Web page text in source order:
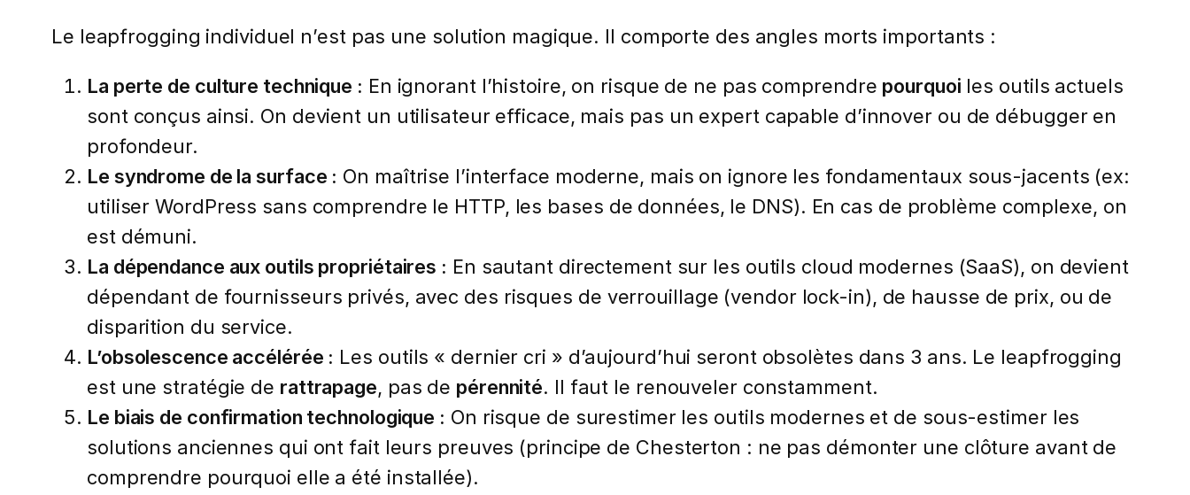
Le leapfrogging individuel n’est pas une solution magique. Il comporte des angles morts importants :
La perte de culture technique : En ignorant l’histoire, on risque de ne pas comprendre pourquoi les outils actuels
sont conçus ainsi. On devient un utilisateur efficace, mais pas un expert capable d’innover ou de débugger en
profondeur.
Le syndrome de la surface : On maîtrise l’interface moderne, mais on ignore les fondamentaux sous-jacents (ex:
utiliser WordPress sans comprendre le HTTP, les bases de données, le DNS). En cas de problème complexe, on
est démuni.
La dépendance aux outils propriétaires : En sautant directement sur les outils cloud modernes (SaaS), on devient
dépendant de fournisseurs privés, avec des risques de verrouillage (vendor lock-in), de hausse de prix, ou de
disparition du service.
L’obsolescence accélérée : Les outils « dernier cri » d’aujourd’hui seront obsolètes dans 3 ans. Le leapfrogging
est une stratégie de rattrapage, pas de pérennité. Il faut le renouveler constamment.
Le biais de confirmation technologique : On risque de surestimer les outils modernes et de sous-estimer les
solutions anciennes qui ont fait leurs preuves (principe de Chesterton : ne pas démonter une clôture avant de
comprendre pourquoi elle a été installée).